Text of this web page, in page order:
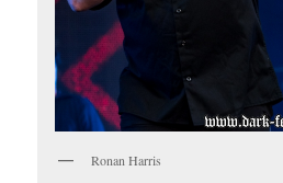
Ronan Harris